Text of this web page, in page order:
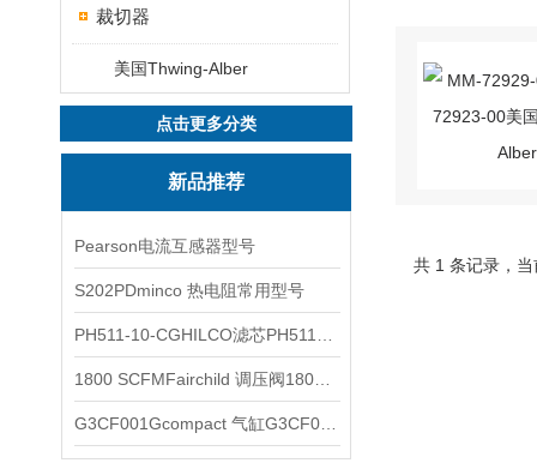
裁切器
美国Thwing-Alber
点击更多分类
新品推荐
Pearson电流互感器型号
S202PDminco 热电阻常用型号
共 1 条记录，